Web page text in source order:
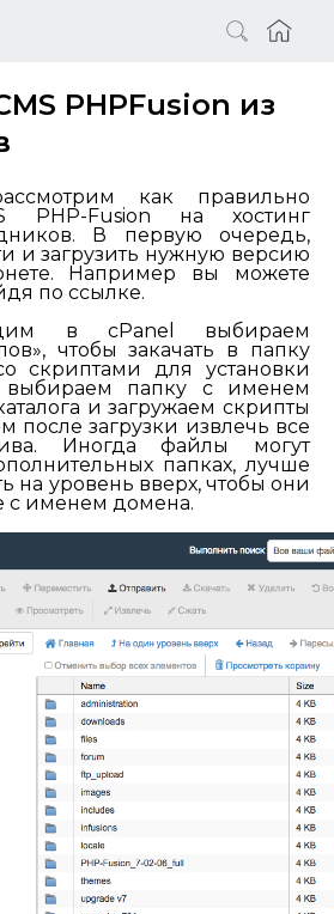
PHPFusion из
как правильно
PHP-Fusion на хостинг
В первую очередь,
и загрузить нужную версию
Например вы можете
по ссылке.
в cPanel выбираем
чтобы закачать в папку
скриптами для установки
выбираем папку с именем
и загружаем скрипты
после загрузки извлечь все
Иногда файлы могут
папках, лучше
на уровень вверх, чтобы они
с именем домена.